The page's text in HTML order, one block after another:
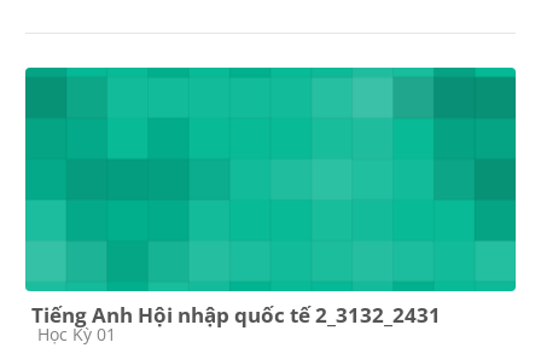
Tiếng Anh Hội nhập quốc tế 2_3132_2431
Course category
Học Kỳ 01